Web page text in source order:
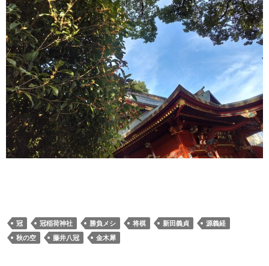
冠 冠稲荷神社 勝負メシ 将棋 新田義貞
源義経
秋の空
藤井八冠 金木犀